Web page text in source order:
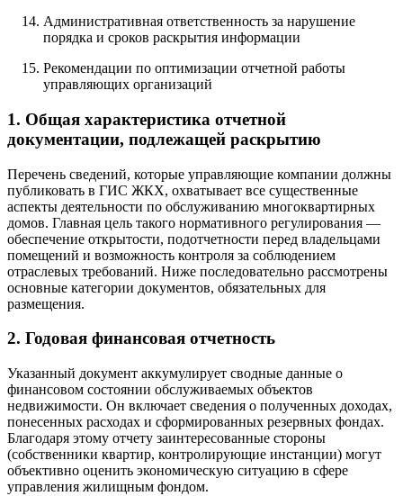
Административная ответственность за нарушение
порядка и сроков раскрытия информации
Рекомендации по оптимизации отчетной работы
управляющих организаций
1. Общая характеристика отчетной
документации, подлежащей раскрытию
Перечень сведений, которые управляющие компании должны
публиковать в ГИС ЖКХ, охватывает все существенные
аспекты деятельности по обслуживанию многоквартирных
домов. Главная цель такого нормативного регулирования —
обеспечение открытости, подотчетности перед владельцами
помещений и возможность контроля за соблюдением
отраслевых требований. Ниже последовательно рассмотрены
основные категории документов, обязательных для
размещения.
2. Годовая финансовая отчетность
Указанный документ аккумулирует сводные данные о
финансовом состоянии обслуживаемых объектов
недвижимости. Он включает сведения о полученных доходах,
понесенных расходах и сформированных резервных фондах.
Благодаря этому отчету заинтересованные стороны
(собственники квартир, контролирующие инстанции) могут
объективно оценить экономическую ситуацию в сфере
управления жилищным фондом.